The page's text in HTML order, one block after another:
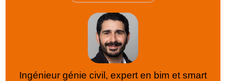
Ingénieur génie civil, expert en bim et smart